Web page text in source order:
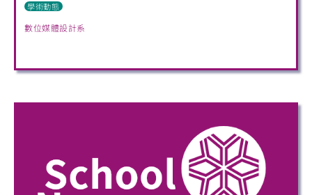
學術動態
數位媒體設計系